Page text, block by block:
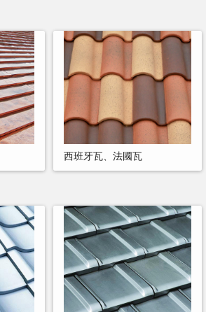
西班牙瓦、法國瓦